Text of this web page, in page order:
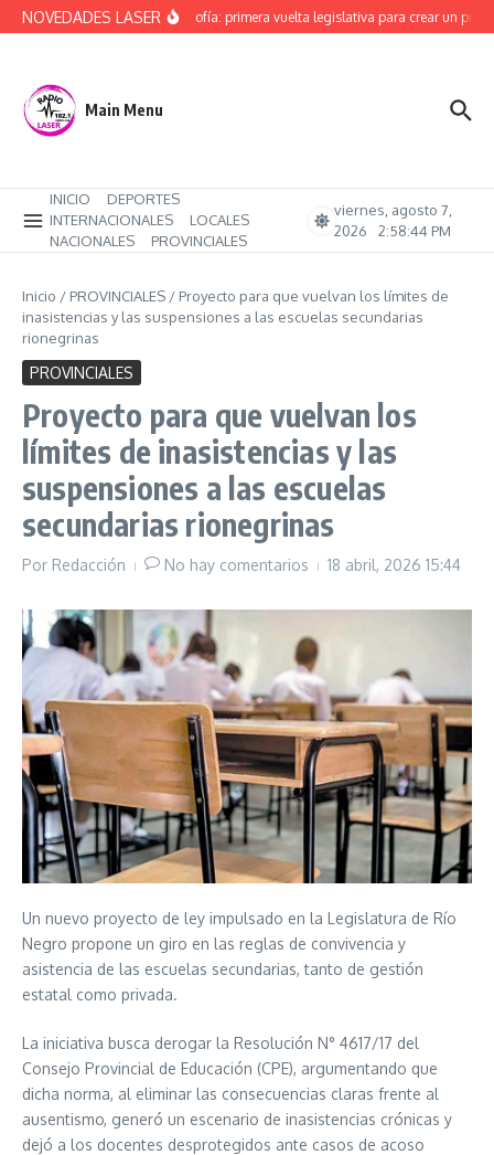
Saltar al contenido
NOVEDADES LASERAlerta Sofía: primera vuelta legislativa para crear un
Main Menu
INICIO
DEPORTES
INTERNACIONALES
LOCALES
NACIONALES
PROVINCIALES
viernes, agosto 7,
2026
2:58:45 PM
Inicio / PROVINCIALES / Proyecto para que vuelvan los límites de
inasistencias y las suspensiones a las escuelas secundarias
rionegrinas
PROVINCIALES
Proyecto para que vuelvan los
límites de inasistencias y las
suspensiones a las escuelas
secundarias rionegrinas
Por Redacción No hay comentarios 18 abril, 2026 15:44
Un nuevo proyecto de ley impulsado en la Legislatura de Río
Negro propone un giro en las reglas de convivencia y
asistencia de las escuelas secundarias, tanto de gestión
estatal como privada.
La iniciativa busca derogar la Resolución N° 4617/17 del
Consejo Provincial de Educación (CPE), argumentando que
dicha norma, al eliminar las consecuencias claras frente al
ausentismo, generó un escenario de inasistencias crónicas y
dejó a los docentes desprotegidos ante casos de acoso